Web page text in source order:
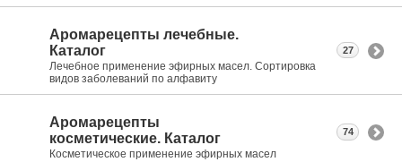
Аромарецепты лечебные.
Каталог
Лечебное применение эфирных масел. Сортировка
видов заболеваний по алфавиту
27
Аромарецепты
косметические. Каталог
Косметическое применение эфирных масел
74